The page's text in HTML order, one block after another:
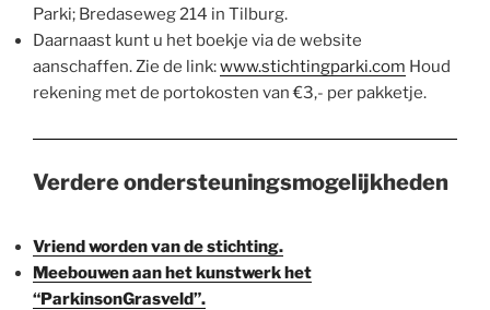
Parki; Bredaseweg 214 in Tilburg.
Daarnaast kunt u het boekje via de website
aanschaffen. Zie de link:www.stichtingparki.com Houd
rekening met de portokosten van €3,- per pakketje.
Verdere ondersteuningsmogelijkheden
Vriend worden van de stichting.
Meebouwen aan het kunstwerk het
“ParkinsonGrasveld”.